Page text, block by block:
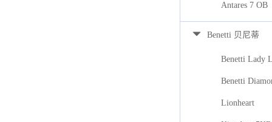
Antares 7 OB
Benetti 贝尼蒂
Benetti Lady
Benetti
Lionheart